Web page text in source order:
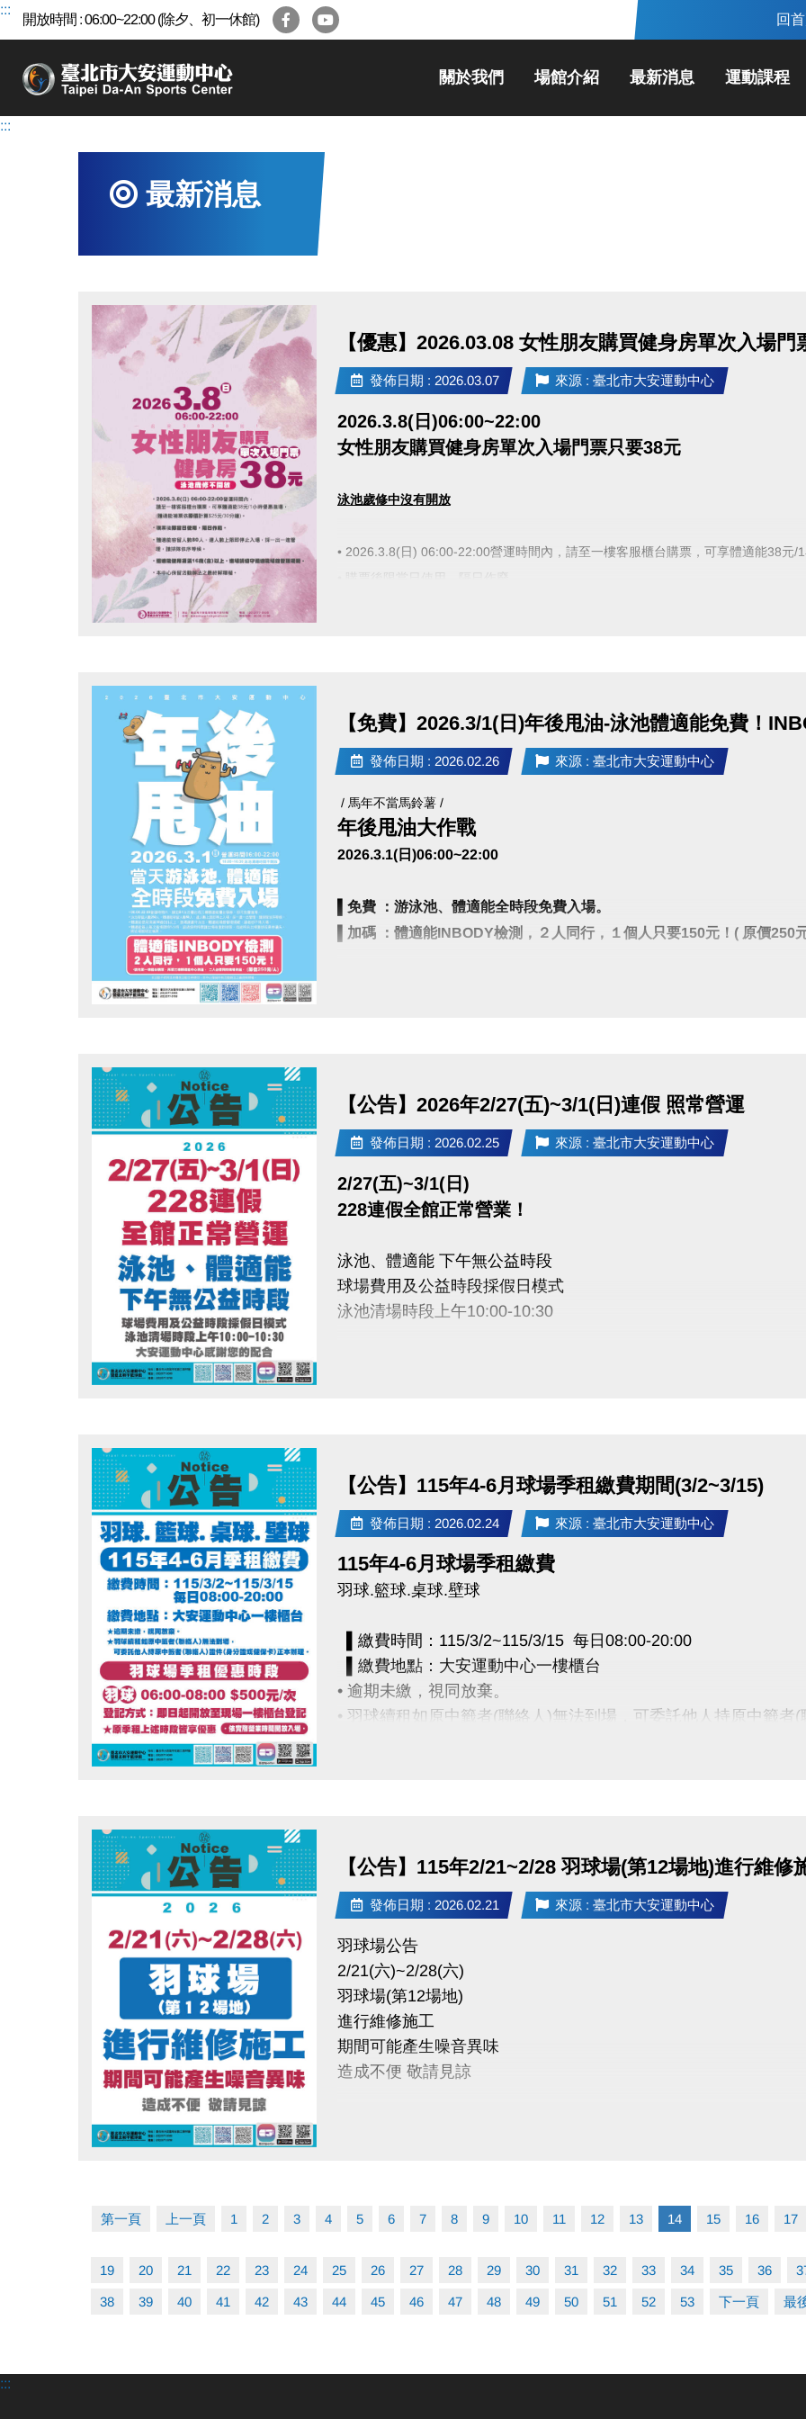
跳
區
:::
開放時間 : 06:00~22:00 (除夕、初一休館) 回
關於我們 場館介紹 最新消息 運動課程
:::
最新消息
【優惠】2026.03.08 女性朋友購買健身房單次入場門
發佈日期 : 2026.03.07 來源 : 臺北市大安運動中心
2026.3.8(日)06:00~22:00
女性朋友購買健身房單次入場門票只要38元
泳池歲修中沒有開放
• 2026.3.8(日) 06:00-22:00營運時間內，請至一樓客服櫃台購票，可享體適能38元
• 購票後限當日使用，隔日作廢。
【免費】2026.3/1(日)年後甩油-泳池體適能免費！
發佈日期 : 2026.02.26 來源 : 臺北市大安運動中心
/ 馬年不當馬鈴薯 /
年後甩油大作戰
2026.3.1(日)06:00~22:00
▌ 免費 ：游泳池、體適能全時段免費入場。
▌ 加碼 ：體適能INBODY檢測，２人同行，１個人只要150元！( 原價250
• 體適能使用須滿16歲(含)以上，進場請遵守泳池、體適能場館管理規範，違者恕不
• 體適能每人每次進場限時1小時，超過使用時間請出場後重新排隊，如逾時未出場
【公告】2026年2/27(五)~3/1(日)連假 照常營運
發佈日期 : 2026.02.25 來源 : 臺北市大安運動中心
2/27(五)~3/1(日)
228連假全館正常營業！
泳池、體適能 下午無公益時段
球場費用及公益時段採假日模式
泳池清場時段上午10:00-10:30
【公告】115年4-6月球場季租繳費期間(3/2~3/15)
發佈日期 : 2026.02.24 來源 : 臺北市大安運動中心
115年4-6月球場季租繳費
羽球.籃球.桌球.壁球
▌繳費時間：115/3/2~115/3/15 每日08:00-20:00
▌繳費地點：大安運動中心一樓櫃台
• 逾期未繳，視同放棄。
• 羽球續租如原中籤者(聯絡人)無法到場，可委託他人持原中籤
【公告】115年2/21~2/28 羽球場(第12場地)進行維
發佈日期 : 2026.02.21 來源 : 臺北市大安運動中心
羽球場公告
2/21(六)~2/28(六)
羽球場(第12場地)
進行維修施工
期間可能產生噪音異味
造成不便 敬請見諒
第一頁 上一頁 1 2 3 4 5 6 7 8 9 10 11 12 13 14 15 16 17
19 20 21 22 23 24 25 26 27 28 29 30 31 32 33 34 35 36
38 39 40 41 42 43 44 45 46 47 48 49 50 51 52 53 下一頁 最
:::